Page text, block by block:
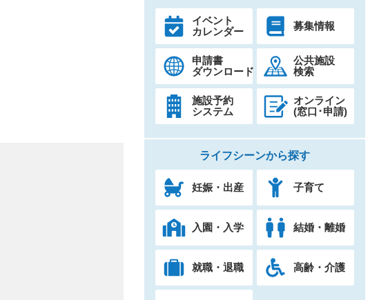
イベント
カレンダー
募集情報
申請書
ダウンロード
公共施設
検索
施設予約
システム
オンライン
(窓口･申請)
ライフシーンから探す
妊娠・出産 子育て
入園・入学 結婚・離婚
就職・退職 高齢・介護